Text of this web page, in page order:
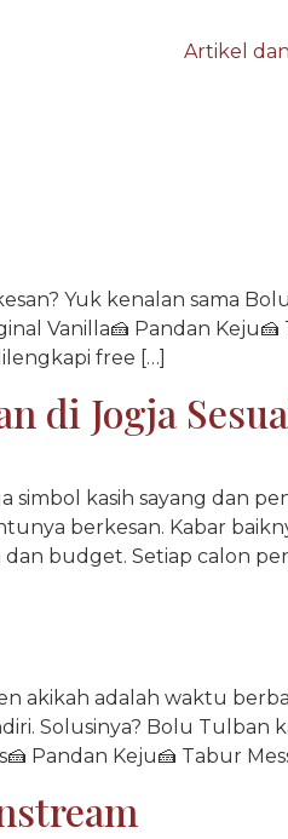
Artikel
Yuk kenalan sama
Vanilla🍰 Pandan
free […]
di Jogja
simbol kasih sayang dan
berkesan. Kabar
budget. Setiap calon
akikah adalah waktu
Solusinya? Bolu Tulban
Pandan Keju🍰 Tabur